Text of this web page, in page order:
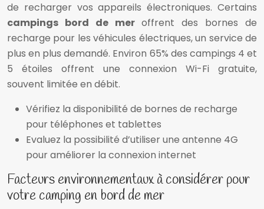
de recharger vos appareils électroniques. Certains
campings bord de mer offrent des bornes de
recharge pour les véhicules électriques, un service de
plus en plus demandé. Environ 65% des campings 4 et
5 étoiles offrent une connexion Wi-Fi gratuite,
souvent limitée en débit.
Vérifiez la disponibilité de bornes de recharge
pour téléphones et tablettes
Evaluez la possibilité d’utiliser une antenne 4G
pour améliorer la connexion internet
Facteurs environnementaux à considérer pour
votre camping en bord de mer